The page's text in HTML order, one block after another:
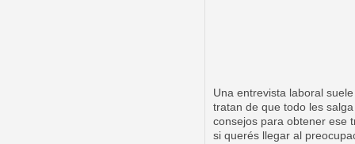
Una entrevista laboral
tratan de que todo les
consejos para obtener ese
si querés llegar al